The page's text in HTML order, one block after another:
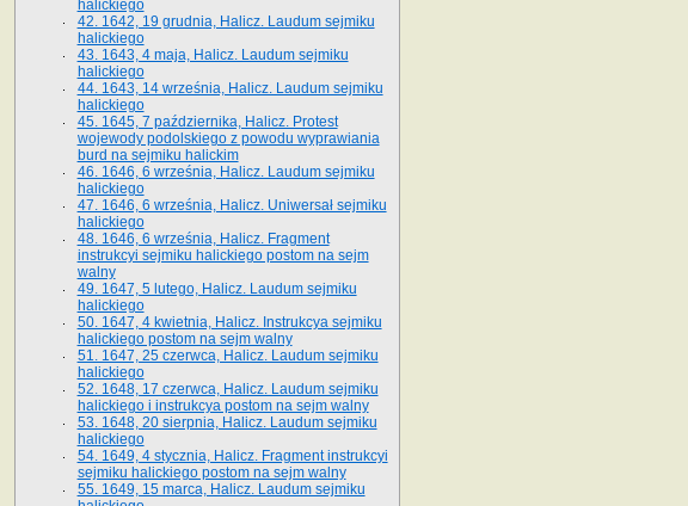
halickiego
42. 1642, 19 grudnia, Halicz. Laudum sejmiku
halickiego
43. 1643, 4 maja, Halicz. Laudum sejmiku
halickiego
44. 1643, 14 września, Halicz. Laudum sejmiku
halickiego
45. 1645, 7 października, Halicz. Protest
wojewody podolskiego z powodu wyprawiania
burd na sejmiku halickim
46. 1646, 6 września, Halicz. Laudum sejmiku
halickiego
47. 1646, 6 września, Halicz. Uniwersał sejmiku
halickiego
48. 1646, 6 września, Halicz. Fragment
instrukcyi sejmiku halickiego postom na sejm
walny
49. 1647, 5 lutego, Halicz. Laudum sejmiku
halickiego
50. 1647, 4 kwietnia, Halicz. Instrukcya sejmiku
halickiego postom na sejm walny
51. 1647, 25 czerwca, Halicz. Laudum sejmiku
halickiego
52. 1648, 17 czerwca, Halicz. Laudum sejmiku
halickiego i instrukcya postom na sejm walny
53. 1648, 20 sierpnia, Halicz. Laudum sejmiku
halickiego
54. 1649, 4 stycznia, Halicz. Fragment instrukcyi
sejmiku halickiego postom na sejm walny
55. 1649, 15 marca, Halicz. Laudum sejmiku